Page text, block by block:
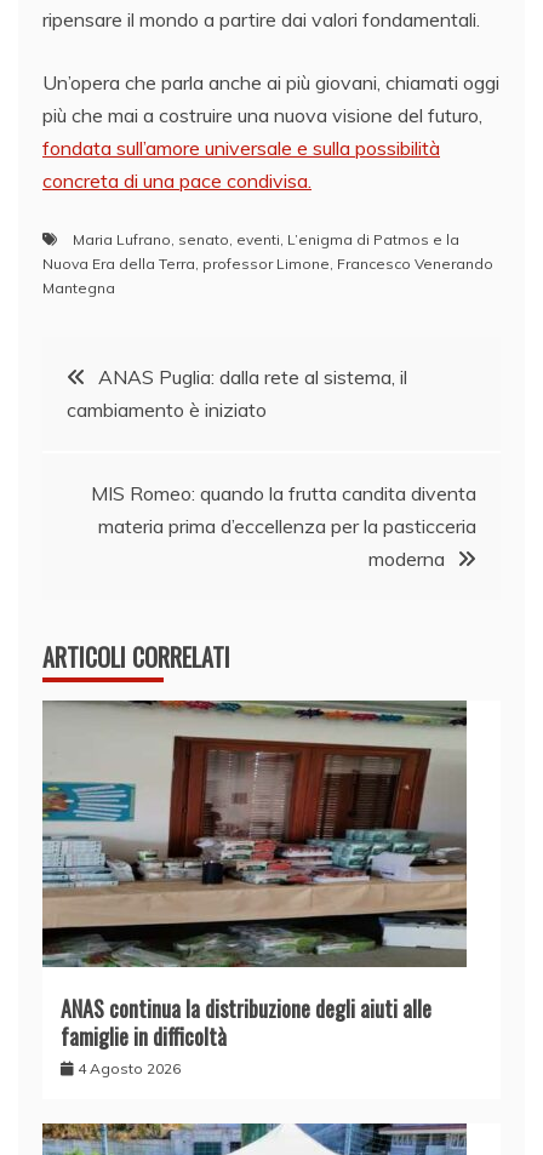
ripensare il mondo a partire dai valori fondamentali.
Un’opera che parla anche ai più giovani, chiamati oggi
più che mai a costruire una nuova visione del futuro,
fondata sull’amore universale e sulla possibilità
concreta di una pace condivisa.
Maria Lufrano, senato, eventi, L’enigma di Patmos e la
Nuova Era della Terra, professor Limone, Francesco Venerando
Mantegna
Navigazione
articoli
ANAS Puglia: dalla rete al sistema, il
cambiamento è iniziato
MIS Romeo: quando la frutta candita diventa
materia prima d’eccellenza per la pasticceria
moderna
ARTICOLI CORRELATI
ANAS continua la distribuzione degli aiuti alle
famiglie in difficoltà
4 Agosto 2026